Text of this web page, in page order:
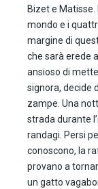
Bizet e
mondo e i
margine di
che sarà erede
ansioso di
signora, decide
zampe. Una
strada durante
randagi. Persi
conoscono, la
provano a
un gatto